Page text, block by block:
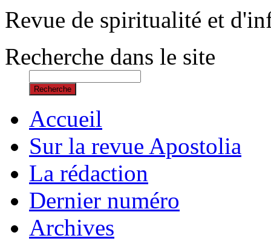
Revue de spiritualité et
Recherche dans le site
Recherche
Accueil
Sur la revue Apostolia
La rédaction
Dernier numéro
Archives